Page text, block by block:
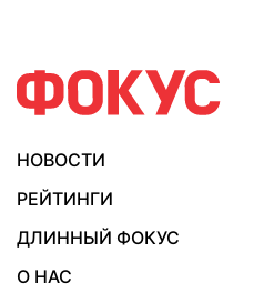
НОВОСТИ
РЕЙТИНГИ
ДЛИННЫЙ ФОКУС
О НАС